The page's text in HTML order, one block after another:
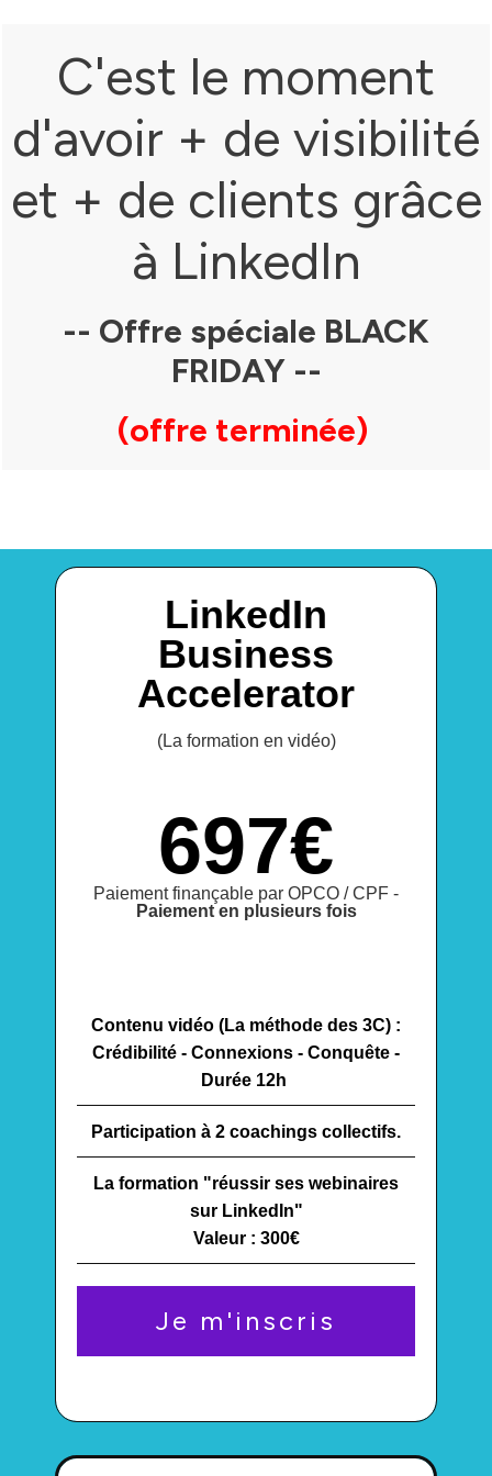
C'est le moment
d'avoir + de visibilité
et + de clients grâce
à LinkedIn
-- Offre spéciale BLACK
FRIDAY --
(offre terminée)
LinkedIn
Business
Accelerator
(La formation en vidéo)
697€
Paiement finançable par OPCO / CPF -
Paiement en plusieurs fois
Contenu vidéo (La méthode des 3C) :
Crédibilité - Connexions - Conquête -
Durée 12h
Participation à 2 coachings collectifs.
La formation "réussir ses webinaires
sur LinkedIn"
Valeur : 300€
Je m'inscris